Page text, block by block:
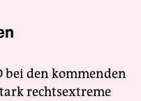
bei den kommenden
rechtsextreme